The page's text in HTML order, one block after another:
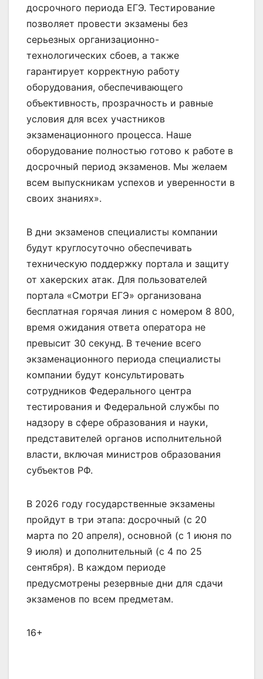
досрочного периода ЕГЭ. Тестирование
позволяет провести экзамены без
серьезных организационно-
технологических сбоев, а также
гарантирует корректную работу
оборудования, обеспечивающего
объективность, прозрачность и равные
условия для всех участников
экзаменационного процесса. Наше
оборудование полностью готово к работе в
досрочный период экзаменов. Мы желаем
всем выпускникам успехов и уверенности в
своих знаниях».
В дни экзаменов специалисты компании
будут круглосуточно обеспечивать
техническую поддержку портала и защиту
от хакерских атак. Для пользователей
портала «Смотри ЕГЭ» организована
бесплатная горячая линия с номером 8 800,
время ожидания ответа оператора не
превысит 30 секунд. В течение всего
экзаменационного периода специалисты
компании будут консультировать
сотрудников Федерального центра
тестирования и Федеральной службы по
надзору в сфере образования и науки,
представителей органов исполнительной
власти, включая министров образования
субъектов РФ.
В 2026 году государственные экзамены
пройдут в три этапа: досрочный (с 20
марта по 20 апреля), основной (с 1 июня по
9 июля) и дополнительный (с 4 по 25
сентября). В каждом периоде
предусмотрены резервные дни для сдачи
экзаменов по всем предметам.
16+